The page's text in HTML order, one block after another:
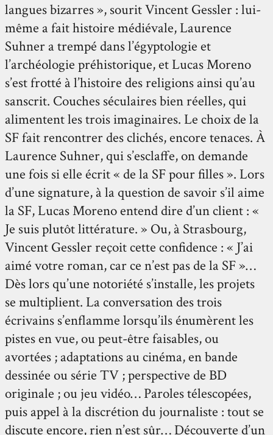
langues bizarres », sourit Vincent Gessler : lui-
même a fait histoire médiévale, Laurence
Suhner a trempé dans l’égyptologie et
l’archéologie préhistorique, et Lucas Moreno
s’est frotté à l’histoire des religions ainsi qu’au
sanscrit. Couches séculaires bien réelles, qui
alimentent les trois imaginaires. Le choix de la
SF fait rencontrer des clichés, encore tenaces. À
Laurence Suhner, qui s’esclaffe, on demande
une fois si elle écrit « de la SF pour filles ». Lors
d’une signature, à la question de savoir s’il aime
la SF, Lucas Moreno entend dire d’un client : «
Je suis plutôt littérature. » Ou, à Strasbourg,
Vincent Gessler reçoit cette confidence : « J’ai
aimé votre roman, car ce n’est pas de la SF »…
Dès lors qu’une notoriété s’installe, les projets
se multiplient. La conversation des trois
écrivains s’enflamme lorsqu’ils énumèrent les
pistes en vue, ou peut-être faisables, ou
avortées ; adaptations au cinéma, en bande
dessinée ou série TV ; perspective de BD
originale ; ou jeu vidéo… Paroles télescopées,
puis appel à la discrétion du journaliste : tout se
discute encore, rien n’est sûr… Découverte d’un